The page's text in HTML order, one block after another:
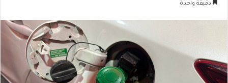
دقيقة واحدة